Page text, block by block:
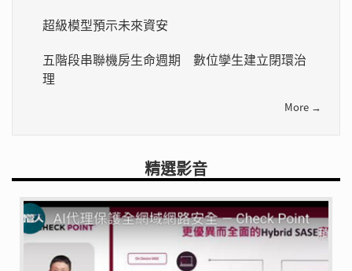
超級模型預示未來資安
五階段串聯機房生命週期 數位孿生建立閉環治
理
More →
精選影音